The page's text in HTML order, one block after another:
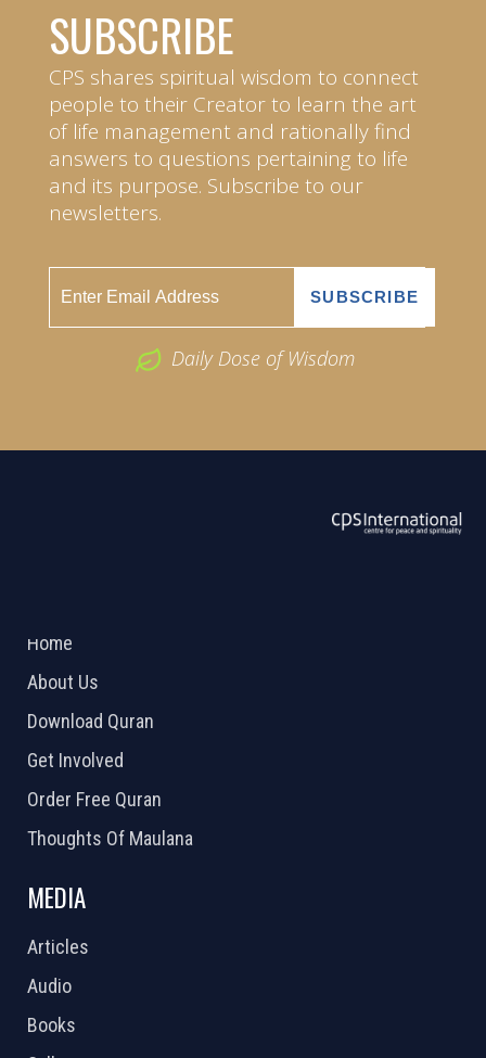
SUBSCRIBE
CPS shares spiritual wisdom to connect
people to their Creator to learn the art
of life management and rationally find
answers to questions pertaining to life
and its purpose. Subscribe to our
newsletters.
Daily Dose of Wisdom
Home
About Us
Download Quran
Get Involved
Order Free Quran
Thoughts Of Maulana
MEDIA
Articles
Audio
Books